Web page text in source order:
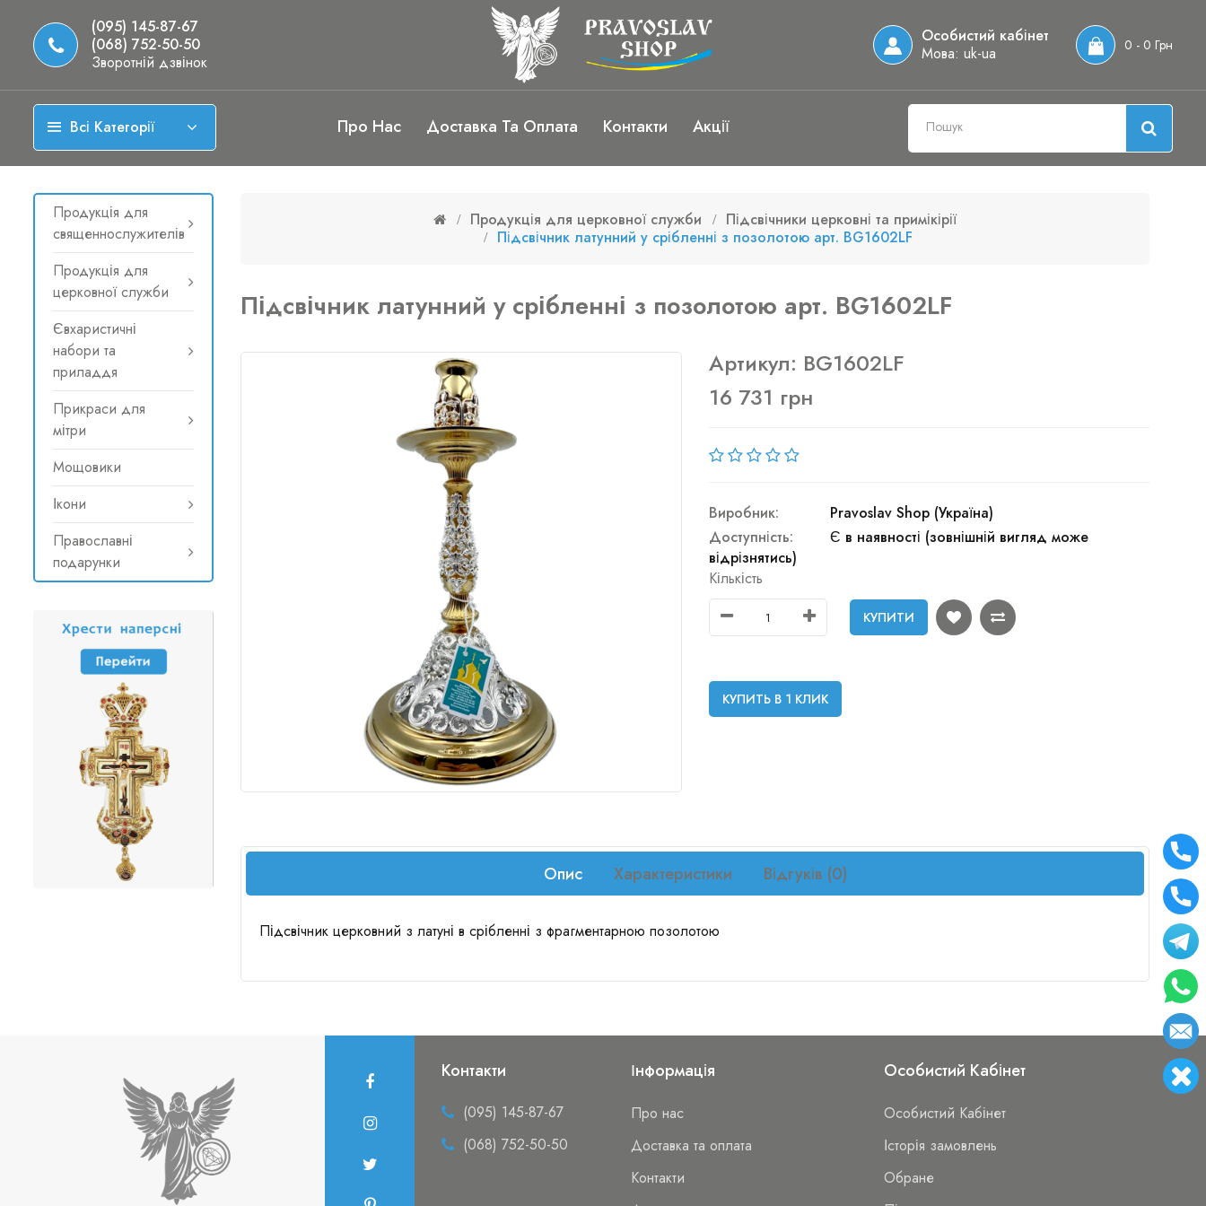
(095) 145-87-67
(068) 752-50-50
Зворотній дзвінок
Особистий кабінет
Мова: uk-ua 0 - 0 Грн
Всі Категорії Про Нас Доставка Та Оплата Контакти Акції
Продукція для
священнослужителів
Продукція для
церковної служби
Євхаристичні
набори та
приладдя
Прикраси для
мітри
Мощовики
Ікони
Православні
подарунки
Продукція для церковної служби
Підсвічники церковні та примікірії
Підсвічник латунний у срібленні з позолотою арт. BG1602LF
Підсвічник латунний у срібленні з позолотою арт. BG1602LF
Артикул: BG1602LF
16 731 грн
Виробник:
Pravoslav Shop (Україна)
Доступність:
Є в наявності (зовнішній вигляд може
відрізнятись)
Кількість
КУПИТИ
КУПИТЬ В 1 КЛИК
Опис Характеристики Відгуків (0)
Підсвічник церковний з латуні в срібленні з фрагментарною позолотою
Контакти
(095) 145-87-67
(068) 752-50-50
Інформація
Про нас
Доставка та оплата
Контакти
Особистий Кабінет
Особистий Кабінет
Історія замовлень
Обране